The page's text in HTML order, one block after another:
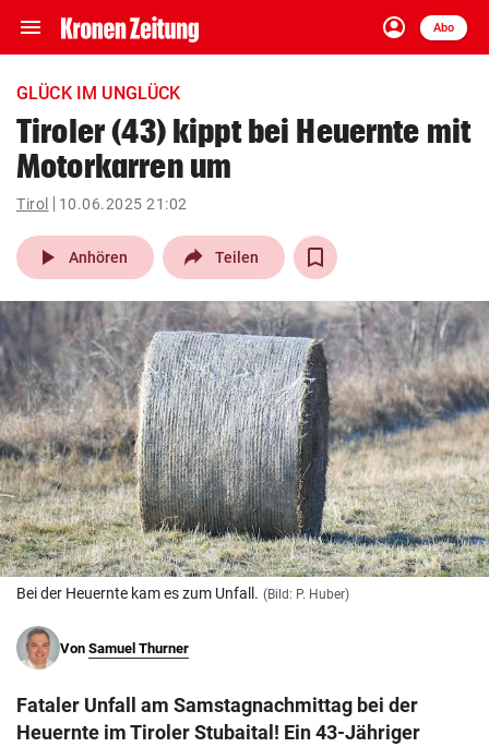
menu Navigation
ein-/ausklappen
account_circle
Anmelden
Abo
close Schließen
account_circle Anmelden
pin_drop
Wien arrow_right
bookmark
search
Suchbegriff
eingeben
© Krone Multimedia GmbH & Co KG 2026
Muthgasse 2, 1190 Wien
GLÜCK IM UNGLÜCK
Tiroler (43) kippt bei Heuernte mit
Motorkarren um
Tirol 10.06.2025 21:02
play_arrow Anhören Teilen
Bei der Heuernte kam es zum Unfall. (Bild: P. Huber)
Von Samuel Thurner
Fataler Unfall am Samstagnachmittag bei der
Heuernte im Tiroler Stubaital! Ein 43-Jähriger